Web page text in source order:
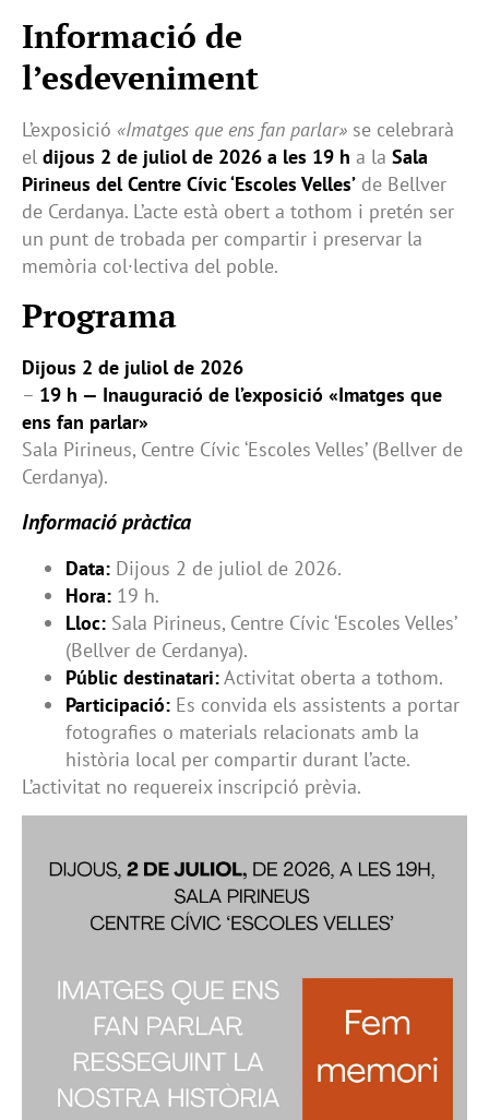
Informació de
l’esdeveniment
L’exposició «Imatges que ens fan parlar» se celebrarà
el dijous 2 de juliol de 2026 a les 19 h a la Sala
Pirineus del Centre Cívic ‘Escoles Velles’ de Bellver
de Cerdanya. L’acte està obert a tothom i pretén ser
un punt de trobada per compartir i preservar la
memòria col·lectiva del poble.
Programa
Dijous 2 de juliol de 2026
– 19 h — Inauguració de l’exposició «Imatges que
ens fan parlar»
Sala Pirineus, Centre Cívic ‘Escoles Velles’ (Bellver de
Cerdanya).
Informació pràctica
Data: Dijous 2 de juliol de 2026.
Hora: 19 h.
Lloc: Sala Pirineus, Centre Cívic ‘Escoles Velles’
(Bellver de Cerdanya).
Públic destinatari:Activitat oberta a tothom.
Participació: Es convida els assistents a portar
fotografies o materials relacionats amb la
història local per compartir durant l’acte.
L’activitat no requereix inscripció prèvia.